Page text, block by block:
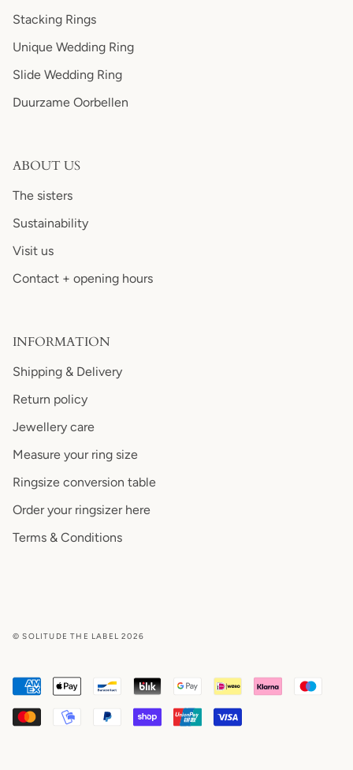
Stacking Rings
Unique Wedding Ring
Slide Wedding Ring
Duurzame Oorbellen
ABOUT US
The sisters
Sustainability
Visit us
Contact + opening hours
INFORMATION
Shipping & Delivery
Return policy
Jewellery care
Measure your ring size
Ringsize conversion table
Order your ringsizer here
Terms & Conditions
© SOLITUDE THE LABEL 2026